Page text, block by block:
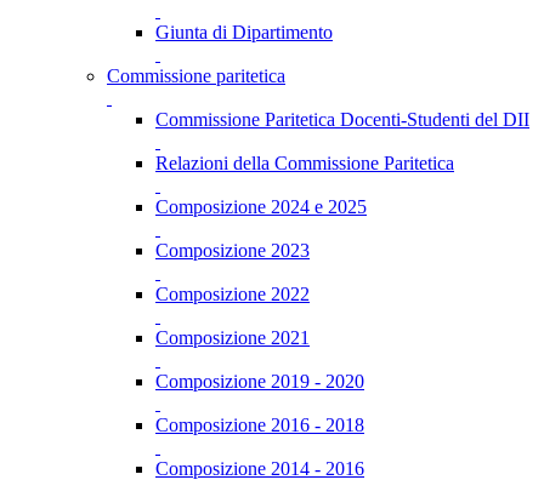
Giunta di Dipartimento
Commissione paritetica
Commissione Paritetica Docenti-Studenti del DII
Relazioni della Commissione Paritetica
Composizione 2024 e 2025
Composizione 2023
Composizione 2022
Composizione 2021
Composizione 2019 - 2020
Composizione 2016 - 2018
Composizione 2014 - 2016